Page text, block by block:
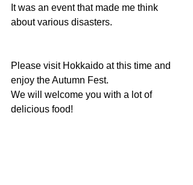
It was an event that made me think
about various disasters.
Please visit Hokkaido at this time and
enjoy the Autumn Fest.
We will welcome you with a lot of
delicious food!